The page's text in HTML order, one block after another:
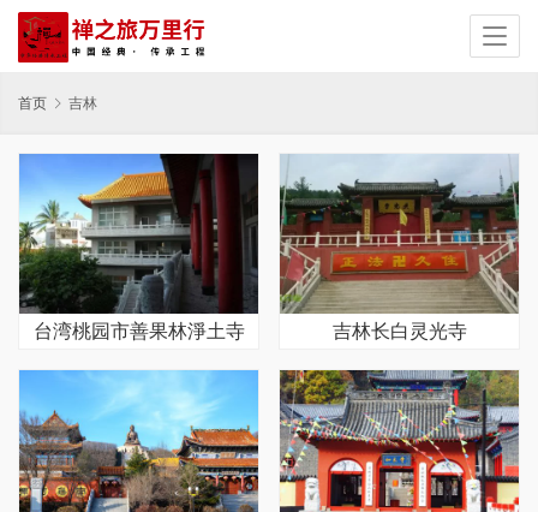
首页 吉林
台湾桃园市善果林淨土寺 吉林长白灵光寺